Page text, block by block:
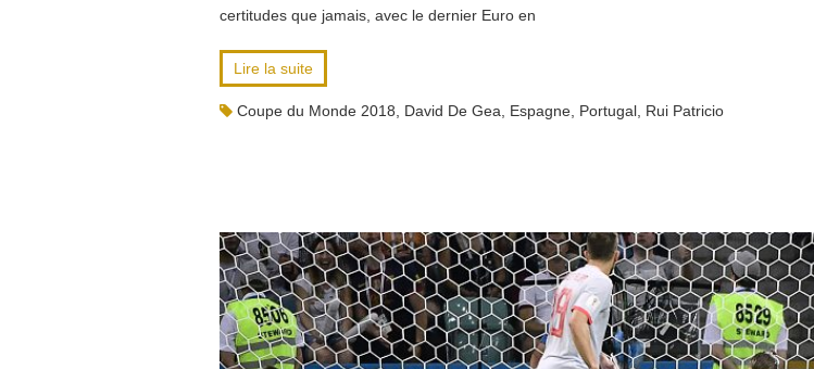
certitudes que jamais, avec le dernier Euro en
Lire la suite
Coupe du Monde 2018 David De Gea Espagne Portugal Rui Patricio